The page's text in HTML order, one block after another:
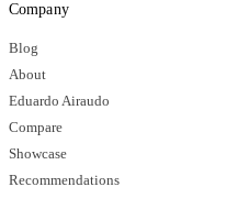
Company
Blog
About
Eduardo Airaudo
Compare
Showcase
Recommendations